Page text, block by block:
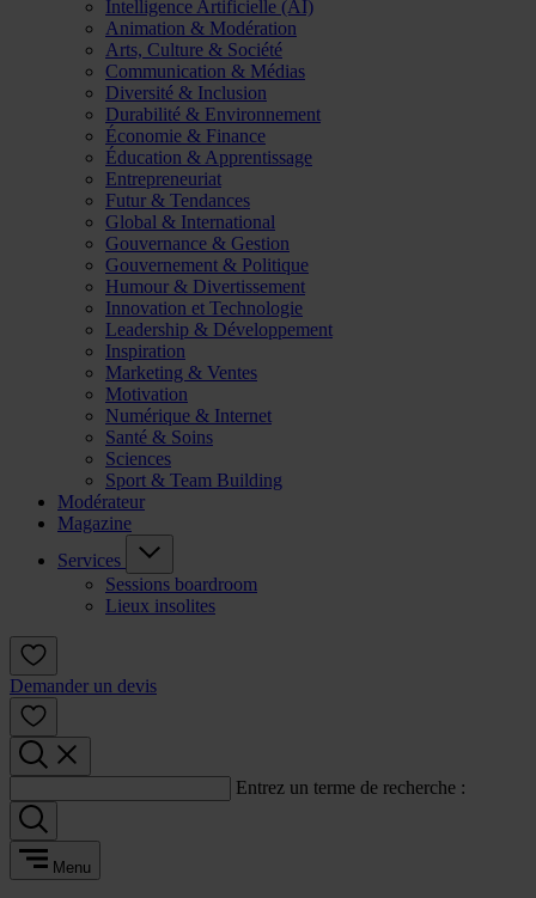
Intelligence Artificielle (AI)
Animation & Modération
Arts, Culture & Société
Communication & Médias
Diversité & Inclusion
Durabilité & Environnement
Économie & Finance
Éducation & Apprentissage
Entrepreneuriat
Futur & Tendances
Global & International
Gouvernance & Gestion
Gouvernement & Politique
Humour & Divertissement
Innovation et Technologie
Leadership & Développement
Inspiration
Marketing & Ventes
Motivation
Numérique & Internet
Santé & Soins
Sciences
Sport & Team Building
Modérateur
Magazine
Services
Sessions boardroom
Lieux insolites
Demander un devis
Entrez un terme de recherche :
Menu